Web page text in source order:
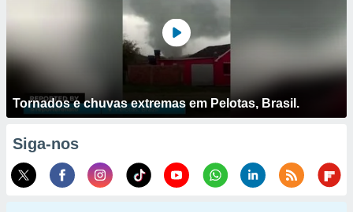
Tornados e chuvas extremas em Pelotas, Brasil.
Siga-nos